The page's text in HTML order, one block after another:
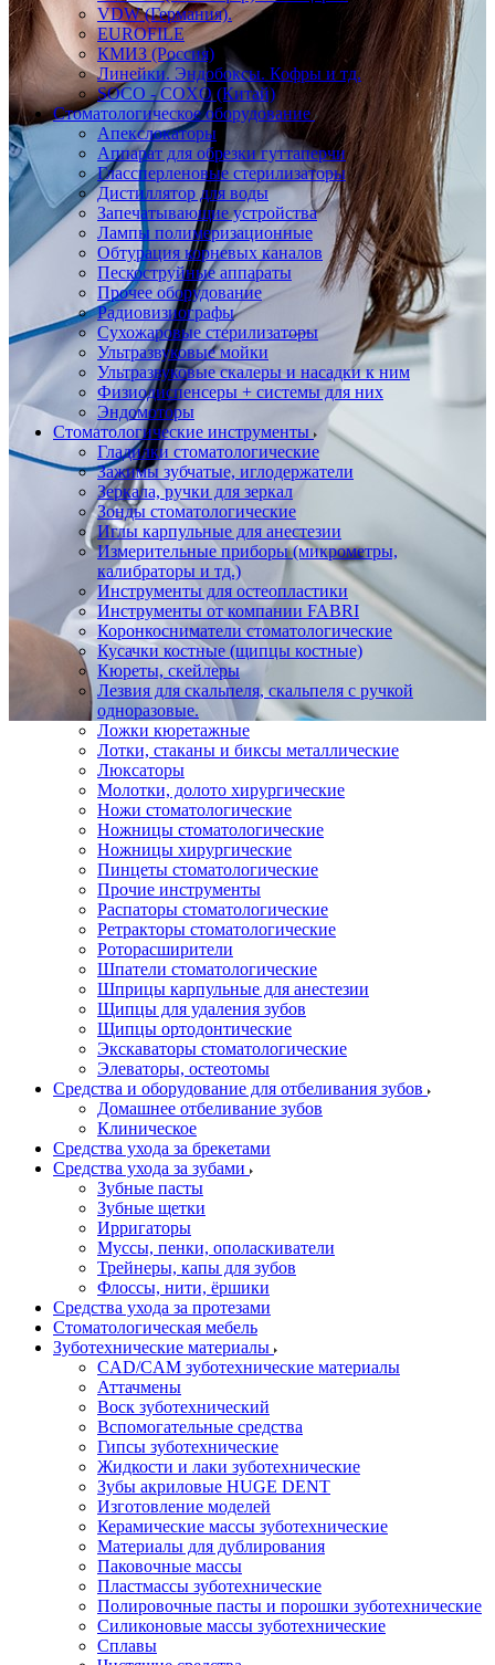
VDW (Германия).
EUROFILE
КМИЗ (Россия)
Линейки. Эндобоксы. Кофры и тд.
SOCO - COXO (Китай)
Стоматологическое оборудование
Апекслокаторы
Аппарат для обрезки гуттаперчи
Глассперленовые стерилизаторы
Дистиллятор для воды
Запечатывающие устройства
Лампы полимеризационные
Обтурация корневых каналов
Пескоструйные аппараты
Прочее оборудование
Радиовизиографы
Сухожаровые стерилизаторы
Ультразвуковые мойки
Ультразвуковые скалеры и насадки к ним
Физиодиспенсеры + системы для них
Эндомоторы
Стоматологические инструменты
Гладилки стоматологические
Зажимы зубчатые, иглодержатели
Зеркала, ручки для зеркал
Зонды стоматологические
Иглы карпульные для анестезии
Измерительные приборы (микрометры,
калибраторы и тд.)
Инструменты для остеопластики
Инструменты от компании FABRI
Коронкосниматели стоматологические
Кусачки костные (щипцы костные)
Кюреты, скейлеры
Лезвия для скальпеля, скальпеля с ручкой
одноразовые.
Ложки кюретажные
Лотки, стаканы и биксы металлические
Люксаторы
Молотки, долото хирургические
Ножи стоматологические
Ножницы стоматологические
Ножницы хирургические
Пинцеты стоматологические
Прочие инструменты
Распаторы стоматологические
Ретракторы стоматологические
Роторасширители
Шпатели стоматологические
Шприцы карпульные для анестезии
Щипцы для удаления зубов
Щипцы ортодонтические
Экскаваторы стоматологические
Элеваторы, остеотомы
Средства и оборудование для отбеливания зубов
Домашнее отбеливание зубов
Клиническое
Средства ухода за брекетами
Средства ухода за зубами
Зубные пасты
Зубные щетки
Ирригаторы
Муссы, пенки, ополаскиватели
Трейнеры, капы для зубов
Флоссы, нити, ёршики
Средства ухода за протезами
Стоматологическая мебель
Зуботехнические материалы
CAD/CAM зуботехнические материалы
Аттачмены
Воск зуботехнический
Вспомогательные средства
Гипсы зуботехнические
Жидкости и лаки зуботехнические
Зубы акриловые HUGE DENT
Изготовление моделей
Керамические массы зуботехнические
Материалы для дублирования
Паковочные массы
Пластмассы зуботехнические
Полировочные пасты и порошки зуботехнические
Силиконовые массы зуботехнические
Сплавы